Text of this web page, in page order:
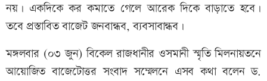
নয়। একদিকে কর কমাতে গেলে আরেক দিকে বাড়াতে হবে।
তবে প্রস্তাবিত বাজেট জনবান্ধব, ব্যবসাবান্ধব।
মঙ্গলবার (০৩ জুন) বিকেল রাজধানীর ওসমানী স্মৃতি মিলনায়তনে
আয়োজিত বাজেটোত্তর সংবাদ সম্মেলনে এসব কথা বলেন ড.